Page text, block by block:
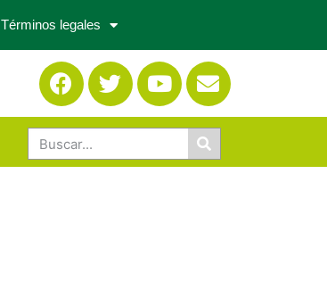
Términos legales